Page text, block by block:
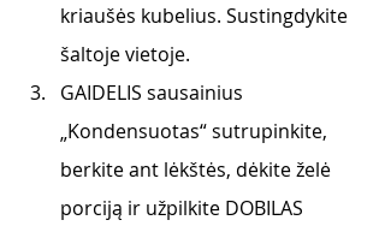
kriaušės kubelius. Sustingdykite
šaltoje vietoje.
GAIDELIS sausainius
„Kondensuotas“ sutrupinkite,
berkite ant lėkštės, dėkite želė
porciją ir užpilkite DOBILAS